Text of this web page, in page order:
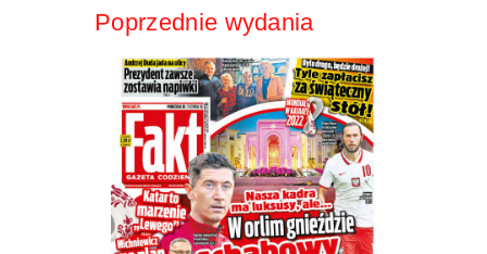
Poprzednie wydania